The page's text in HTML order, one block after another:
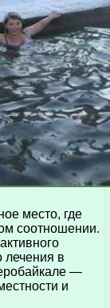
место, где
соотношении.
лечения в
—
и